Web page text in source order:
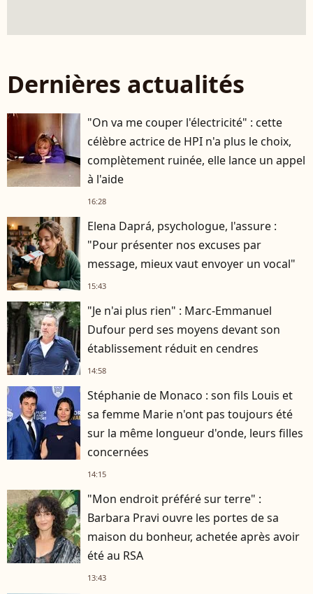
Dernières actualités
"On va me couper l'électricité" : cette
célèbre actrice de HPI n'a plus le choix,
complètement ruinée, elle lance un appel
à l'aide
16:28
Elena Daprá, psychologue, l'assure :
"Pour présenter nos excuses par
message, mieux vaut envoyer un vocal"
15:43
"Je n'ai plus rien" : Marc-Emmanuel
Dufour perd ses moyens devant son
établissement réduit en cendres
14:58
Stéphanie de Monaco : son fils Louis et
sa femme Marie n'ont pas toujours été
sur la même longueur d'onde, leurs filles
concernées
14:15
"Mon endroit préféré sur terre" :
Barbara Pravi ouvre les portes de sa
maison du bonheur, achetée après avoir
été au RSA
13:43